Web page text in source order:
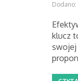
Dodano:
klucz
swojej